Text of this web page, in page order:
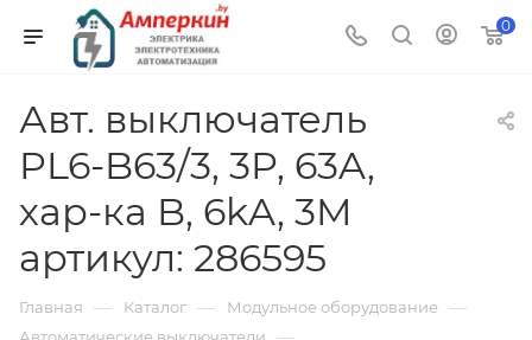
0
Авт. выключатель
PL6-B63/3, 3P, 63A,
хар-ка B, 6kA, 3M
артикул: 286595
Главная — Каталог — Модульное оборудование —